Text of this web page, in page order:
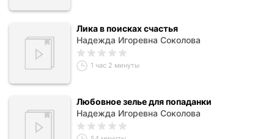
Лика в поисках счастья
Надежда Игоревна Соколова
1 час 2 минуты
Любовное зелье для попаданки
Надежда Игоревна Соколова